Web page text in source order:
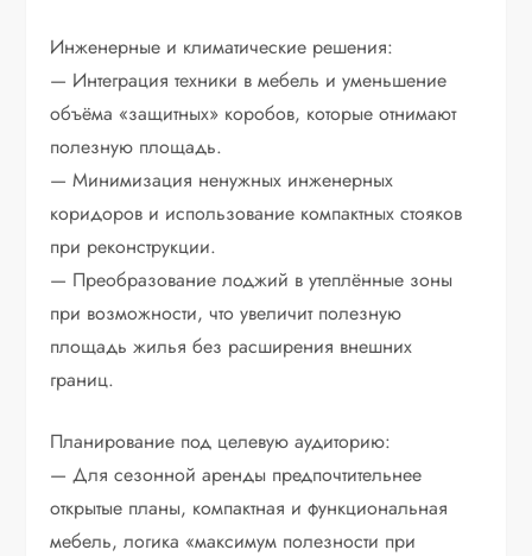
Инженерные и климатические решения:
— Интеграция техники в мебель и уменьшение
объёма «защитных» коробов, которые отнимают
полезную площадь.
— Минимизация ненужных инженерных
коридоров и использование компактных стояков
при реконструкции.
— Преобразование лоджий в утеплённые зоны
при возможности, что увеличит полезную
площадь жилья без расширения внешних
границ.
Планирование под целевую аудиторию:
— Для сезонной аренды предпочтительнее
открытые планы, компактная и функциональная
мебель, логика «максимум полезности при